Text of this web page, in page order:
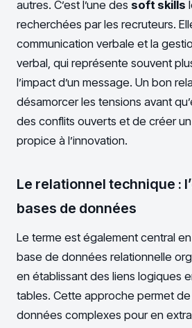
autres. C’est l’une des soft skills
recherchées par les recruteurs.
communication verbale et la
verbal, qui représente souvent
l’impact d’un message. Un bon
désamorcer les tensions avant
des conflits ouverts et de créer
propice à l’innovation.
Le relationnel technique :
bases de données
Le terme est également central
base de données relationnelle
en établissant des liens logiques
tables. Cette approche permet
données complexes pour en